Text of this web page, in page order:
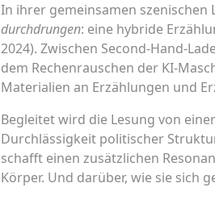
In ihrer gemeinsamen szenischen
durchdrungen: eine hybride
2024). Zwischen Second-Hand-
dem Rechenrauschen der KI-
Materialien an Erzählungen und
Begleitet wird die Lesung von
Durchlässigkeit politischer
schafft einen zusätzlichen
Körper. Und darüber, wie sie sich